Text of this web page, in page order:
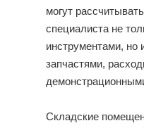
могут
специалиста не
инструментами,
запчастями,
Складские